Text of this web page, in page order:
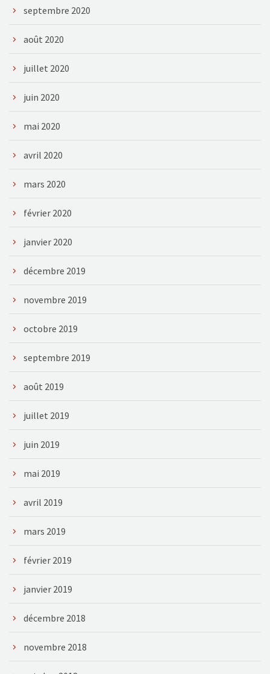
septembre 2020
août 2020
juillet 2020
juin 2020
mai 2020
avril 2020
mars 2020
février 2020
janvier 2020
décembre 2019
novembre 2019
octobre 2019
septembre 2019
août 2019
juillet 2019
juin 2019
mai 2019
avril 2019
mars 2019
février 2019
janvier 2019
décembre 2018
novembre 2018